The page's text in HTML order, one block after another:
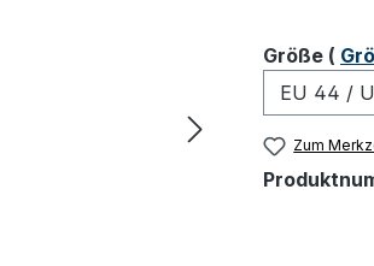
Größe (
Zum